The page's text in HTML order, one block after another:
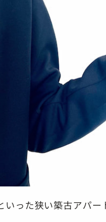
いった狭い築古アパ